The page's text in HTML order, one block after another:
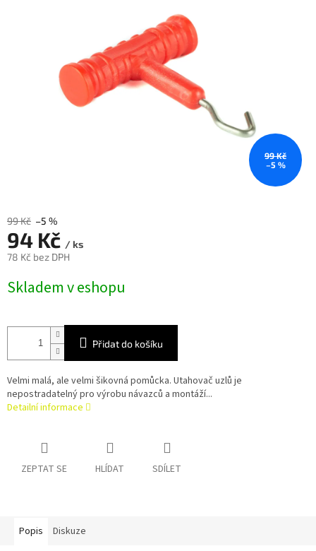
99 Kč
–5 %
99 Kč –5 %
94 Kč / ks
78 Kč bez DPH
cena:
Skladem v eshopu
Přidat do košíku
Velmi malá, ale velmi šikovná pomůcka. Utahovač uzlů je
nepostradatelný pro výrobu návazců a montáží...
Detailní informace
ZEPTAT SE HLÍDAT SDÍLET
Popis Diskuze